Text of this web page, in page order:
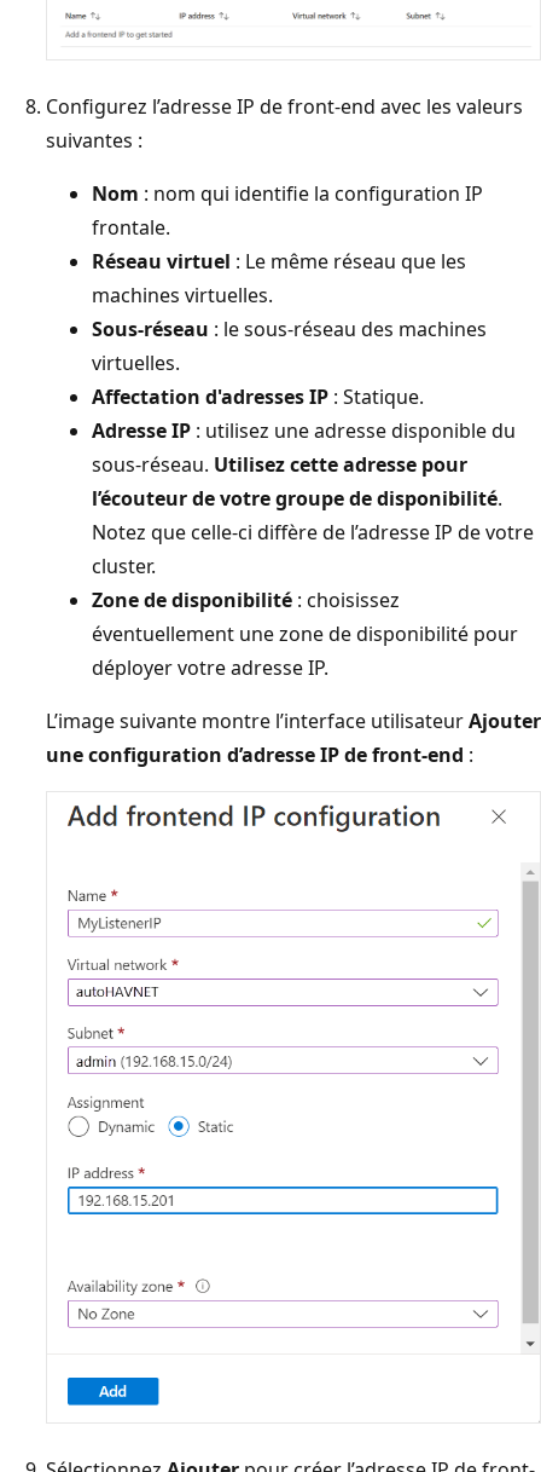
Configurez l’adresse IP de front-end avec les valeurs
suivantes :
Nom : nom qui identifie la configuration IP
frontale.
Réseau virtuel : Le même réseau que les
machines virtuelles.
Sous-réseau : le sous-réseau des machines
virtuelles.
Affectation d'adresses IP : Statique.
Adresse IP : utilisez une adresse disponible du
sous-réseau. Utilisez cette adresse pour
l’écouteur de votre groupe de disponibilité.
Notez que celle-ci diffère de l’adresse IP de votre
cluster.
Zone de disponibilité : choisissez
éventuellement une zone de disponibilité pour
déployer votre adresse IP.
L’image suivante montre l’interface utilisateurAjouter
une configuration d’adresse IP de front-end :